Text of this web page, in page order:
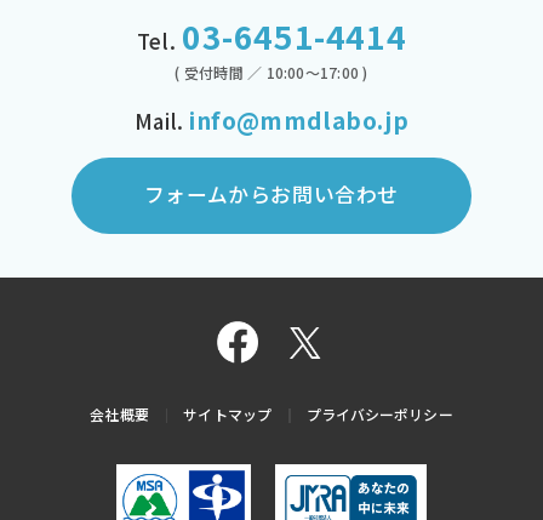
Tel. 03-6451-4414
( 受付時間 ／ 10:00～17:00 )
Mail. info@mmdlabo.jp
フォームからお問い合わせ
会社概要 サイトマップ プライバシーポリシー